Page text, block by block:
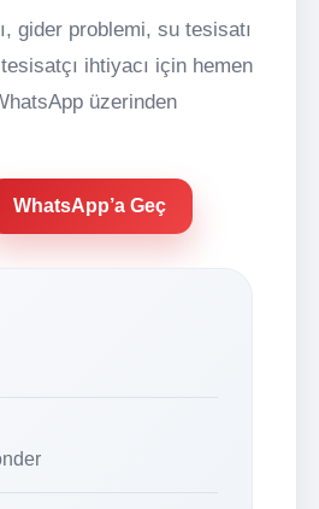
gider problemi, su tesisatı
ihtiyacı için hemen
üzerinden
WhatsApp’a Geç